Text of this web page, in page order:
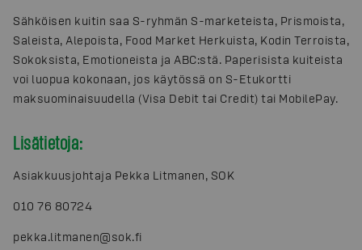
Sähköisen kuitin saa S-ryhmän S-marketeista, Prismoista,
Saleista, Alepoista, Food Market Herkuista, Kodin Terroista,
Sokoksista, Emotioneista ja ABC:stä. Paperisista kuiteista
voi luopua kokonaan, jos käytössä on S-Etukortti
maksuominaisuudella (Visa Debit tai Credit) tai MobilePay.
Lisätietoja:
Asiakkuusjohtaja Pekka Litmanen, SOK
010 76 80724
pekka.litmanen@sok.fi